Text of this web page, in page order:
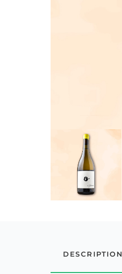
DESCRIPTION